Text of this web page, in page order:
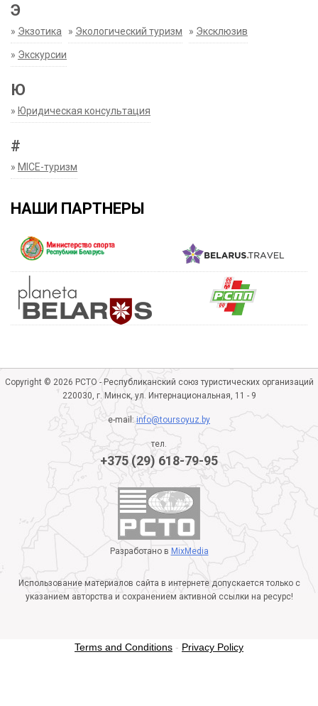
Э
» Экзотика » Экологический туризм » Эксклюзив
» Экскурсии
Ю
» Юридическая консультация
#
» MICE-туризм
НАШИ ПАРТНЕРЫ
Copyright © 2026 РСТО - Республиканский союз туристических организаций
220030, г. Минск, ул. Интернациональная, 11 - 9
e-mail:info@toursoyuz.by
тел.
+375 (29) 618-79-95
Разработано в MixMedia
Использование материалов сайта в интернете допускается только с
указанием авторства и сохранением активной ссылки на ресурс!
Terms and Conditions - Privacy Policy